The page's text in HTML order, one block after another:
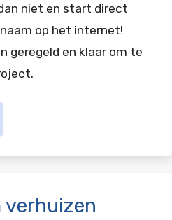
niet en start direct
op het internet!
geregeld en klaar om te
verhuizen